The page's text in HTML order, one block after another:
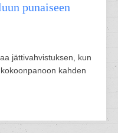
punaiseen
jättivahvistuksen, kun
kahden